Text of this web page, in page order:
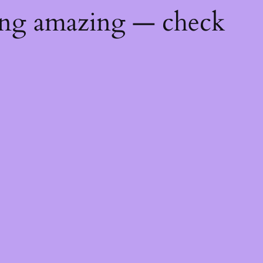
amazing — check